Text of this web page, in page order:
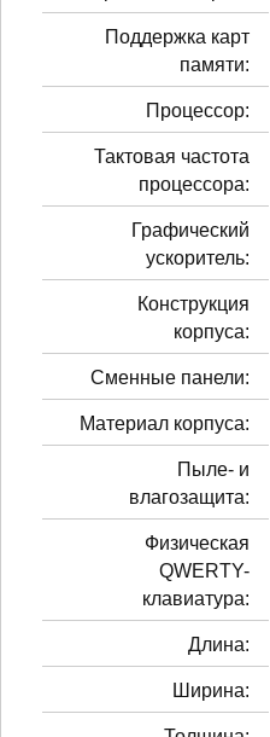
Поддержка карт
памяти:
Процессор:
Тактовая частота
процессора:
Графический
ускоритель:
Конструкция
корпуса:
Сменные панели:
Материал корпуса:
Пыле- и
влагозащита:
Физическая
QWERTY-
клавиатура:
Длина:
Ширина: